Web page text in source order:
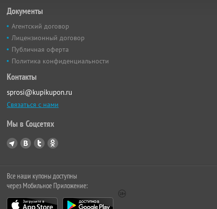
Документы
Агентский договор
Лицензионный договор
Публичная оферта
Политика конфиденциальности
Контакты
sprosi@kupikupon.ru
Связаться с нами
Мы в Соцсетях
Все наши купоны доступны
через Мобильное Приложение: